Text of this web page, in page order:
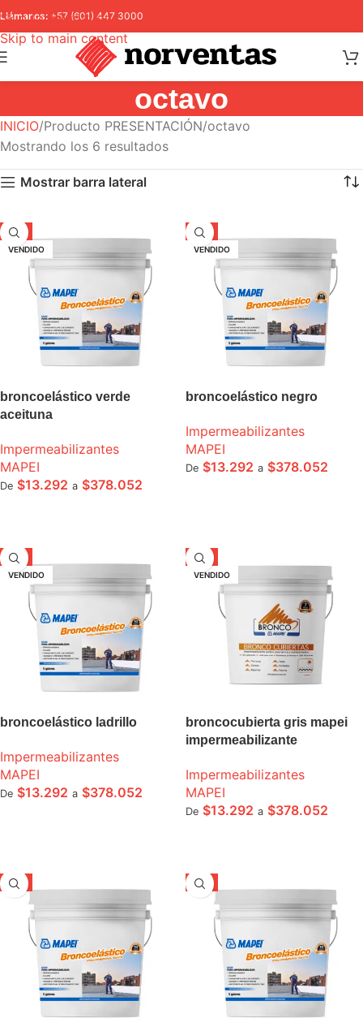
Skip to navigation
Skip to main content
Llámanos: +57 (601) 447 3000
octavo
INICIO Producto PRESENTACIÓN octavo
Mostrando los 6 resultados
Mostrar barra lateral
-5%
VENDIDO
broncoelástico verde
aceituna
Impermeabilizantes
MAPEI
De $13.292 a $378.052
-5%
VENDIDO
broncoelástico negro
Impermeabilizantes
MAPEI
De $13.292 a $378.052
-5%
VENDIDO
broncoelástico ladrillo
Impermeabilizantes
MAPEI
De $13.292 a $378.052
-5%
VENDIDO
broncocubierta gris mapei
impermeabilizante
Impermeabilizantes
MAPEI
De $13.292 a $378.052
-5% -5%